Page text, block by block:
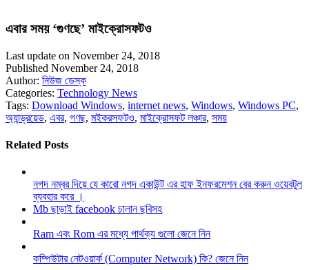
এবার সময় ‘গুণছে’ মাইক্রোসফটও
Last update on November 24, 2018
Published November 24, 2018
Author: নিউজ ডেস্ক
Categories: Technology News
Tags: Download Windows, internet news, Windows, Windows PC,
অ্যান্ড্রয়েড, এবর, গণছ, মইকরসফটও, মাইক্রোসফট লঞ্চার, সময়
Related Posts
নগদ নম্বর দিয়ে যে কারো নগদ একাউন্ট এর হাফ ইনফরমেশন বের করুন ওয়েবটুল
ব্যবহার করে ।
Mb ছাড়াই facebook চালান ছবিসহ
Ram এবং Rom এর মধ্যে পার্থক্য গুলো জেনে নিন
কম্পিউটার নেটওয়ার্ক (Computer Network) কি? জেনে নিন